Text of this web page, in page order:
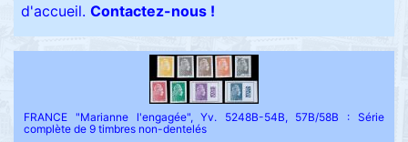
d'accueil. Contactez-nous !
FRANCE "Marianne l'engagée", Yv. 5248B-54B, 57B/58B : Série
complète de 9 timbres non-dentelés